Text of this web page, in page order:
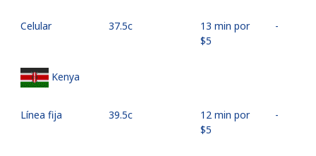
Celular ⁦37.5c⁩
13 min por
⁦$5⁩
-
Kenya
Línea fija ⁦39.5c⁩
12 min por
⁦$5⁩
-